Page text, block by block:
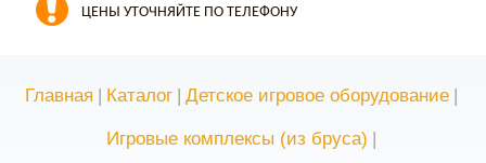
ЦЕНЫ УТОЧНЯЙТЕ ПО ТЕЛЕФОНУ
Главная | Каталог | Детское игровое оборудование |
Игровые комплексы (из бруса) |